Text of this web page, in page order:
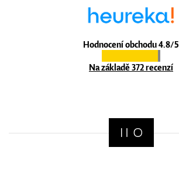
Hodnocení obchodu 4.8/5
Na základě 372 recenzí